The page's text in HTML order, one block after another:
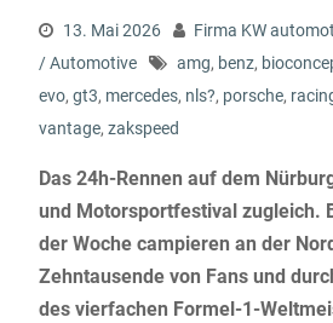
13. Mai 2026 Firma KW
/ Automotive
amg, benz,
evo, gt3, mercedes, nls?, porsche,
vantage, zakspeed
Das 24h-Rennen auf dem
und Motorsportfestival zugleich.
der Woche campieren an der
Zehntausende von Fans und
des vierfachen Formel-1-